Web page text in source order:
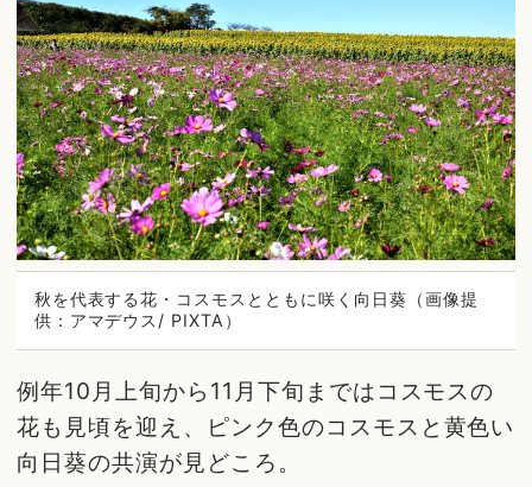
秋を代表する花・コスモスとともに咲く向日葵（画像提
供：アマデウス/ PIXTA）
例年10月上旬から11月下旬まではコスモスの
花も見頃を迎え、ピンク色のコスモスと黄色い
向日葵の共演が見どころ。